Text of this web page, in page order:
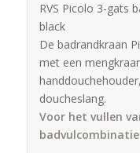
RVS Picolo 3-gats
black
De badrandkraan
met een
doucheslang.
Voor het vullen